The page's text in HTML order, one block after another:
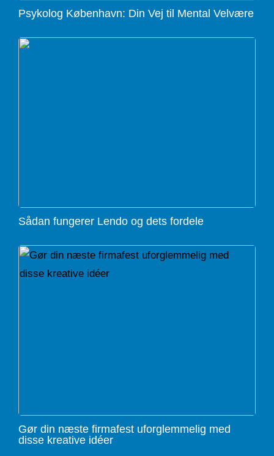
Psykolog København: Din Vej til Mental Velvære
Sådan fungerer Lendo og dets fordele
Gør din næste firmafest uforglemmelig med
disse kreative idéer